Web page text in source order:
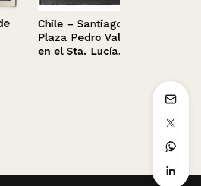
Chile – Santiago,
Plaza Pedro Valdivia
en el Sta. Lucía.